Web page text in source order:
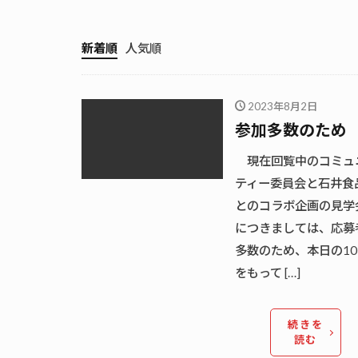
新着順 人気順
2023年8月2日
参加多数のため
現在回覧中のコミュ
ティー委員会と石井食
とのコラボ企画の見学
につきましては、応募
多数のため、本日の
をもって […]
続きを
読む